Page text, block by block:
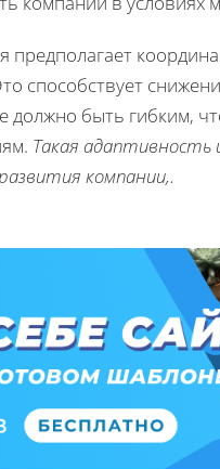
предполагает
способствует
быть гибким,
Такая адаптивность
компании,.